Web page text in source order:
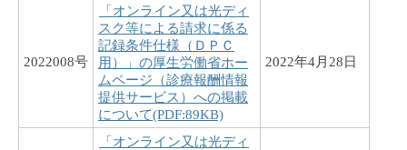
2022008号
「オンライン又は光ディ
スク等による請求に係る
記録条件仕様（ＤＰＣ
用）」の厚生労働省ホー
ムページ（診療報酬情報
提供サービス）への掲載
について(PDF:89KB)
2022年4月28日
「オンライン又は光ディ